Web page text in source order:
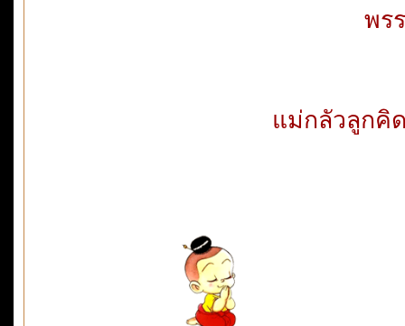
พร
แม่กลัวลูกคิ